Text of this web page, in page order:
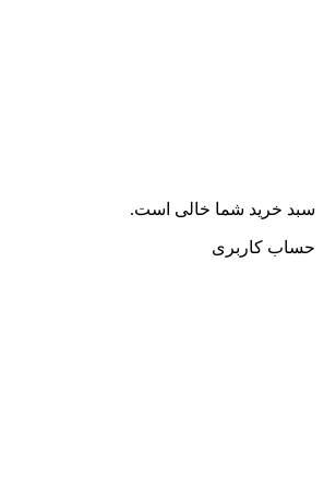
سبد خرید شما خالی است.
حساب کاربری